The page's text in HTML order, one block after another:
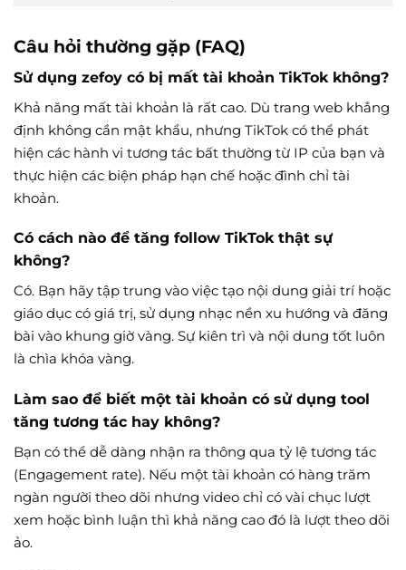
Câu hỏi thường gặp (FAQ)
Sử dụng zefoy có bị mất tài khoản TikTok không?
Khả năng mất tài khoản là rất cao. Dù trang web khẳng
định không cần mật khẩu, nhưng TikTok có thể phát
hiện các hành vi tương tác bất thường từ IP của bạn và
thực hiện các biện pháp hạn chế hoặc đình chỉ tài
khoản.
Có cách nào để tăng follow TikTok thật sự
không?
Có. Bạn hãy tập trung vào việc tạo nội dung giải trí hoặc
giáo dục có giá trị, sử dụng nhạc nền xu hướng và đăng
bài vào khung giờ vàng. Sự kiên trì và nội dung tốt luôn
là chìa khóa vàng.
Làm sao để biết một tài khoản có sử dụng tool
tăng tương tác hay không?
Bạn có thể dễ dàng nhận ra thông qua tỷ lệ tương tác
(Engagement rate). Nếu một tài khoản có hàng trăm
ngàn người theo dõi nhưng video chỉ có vài chục lượt
xem hoặc bình luận thì khả năng cao đó là lượt theo dõi
ảo.